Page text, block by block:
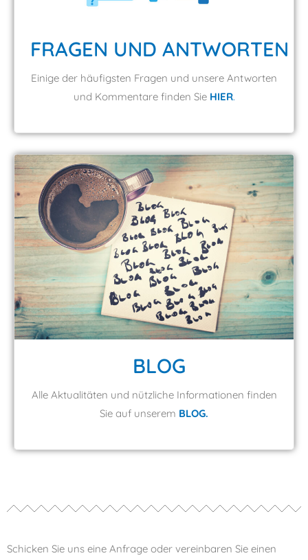
FRAGEN UND ANTWORTEN
Einige der häufigsten Fragen und unsere Antworten
und Kommentare finden Sie HIER.
BLOG
Alle Aktualitäten und nützliche Informationen finden
Sie auf unserem BLOG.
Schicken Sie uns eine Anfrage oder vereinbaren Sie einen